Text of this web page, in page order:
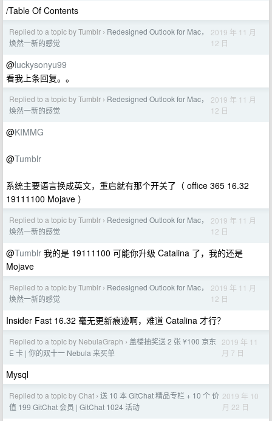
/Table Of Contents
Replied to a topic by Tumblr › Redesigned Outlook for Mac，
焕然一新的感觉
2019 年 11 月
12 日
@luckysonyu99
看我上条回复。。
Replied to a topic by Tumblr › Redesigned Outlook for Mac，
焕然一新的感觉
2019 年 11 月
12 日
@KIMMG
@Tumblr
系统主要语言换成英文，重启就有那个开关了（ office 365 16.32
19111100 Mojave ）
Replied to a topic by Tumblr › Redesigned Outlook for Mac，
焕然一新的感觉
2019 年 11 月
12 日
@Tumblr 我的是 19111100 可能你升级 Catalina 了，我的还是
Mojave
Replied to a topic by Tumblr › Redesigned Outlook for Mac，
焕然一新的感觉
2019 年 11 月
12 日
Insider Fast 16.32 毫无更新痕迹啊，难道 Catalina 才行？
Replied to a topic by NebulaGraph › 盖楼抽奖送 2 张 ¥100 京东
E 卡 | 你的双十一 Nebula 来买单
2019 年 11
月 7 日
Mysql
Replied to a topic by Chat › 送 10 本 GitChat 精品专栏 + 10 个 价
值 199 GitChat 会员 | GitChat 1024 活动
2019 年 10
月 22 日